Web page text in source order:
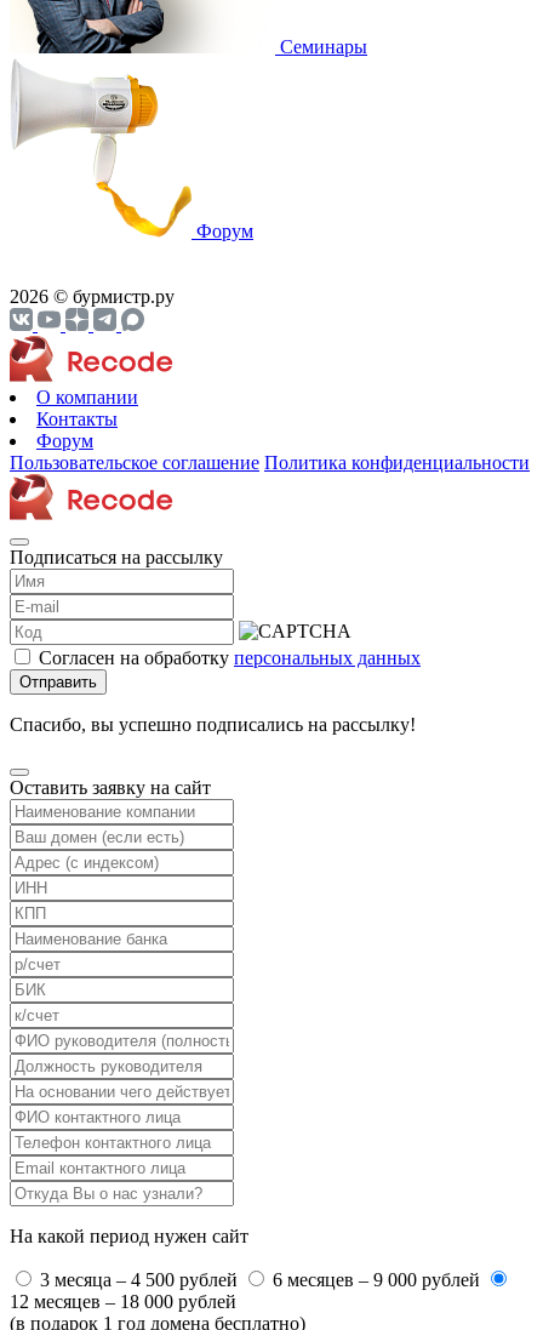
Cеминары
Форум
2026 © бурмистр.ру
О компании
Контакты
Форум
Пользовательское соглашение Политика конфиденциальности
Подписаться на рассылку
Согласен на обработку персональных данных
Отправить
Спасибо, вы успешно подписались на рассылку!
Оставить заявку на сайт
На какой период нужен сайт
3 месяца – 4 500 рублей
6 месяцев – 9 000 рублей
12 месяцев – 18 000 рублей
(в подарок 1 год домена бесплатно)